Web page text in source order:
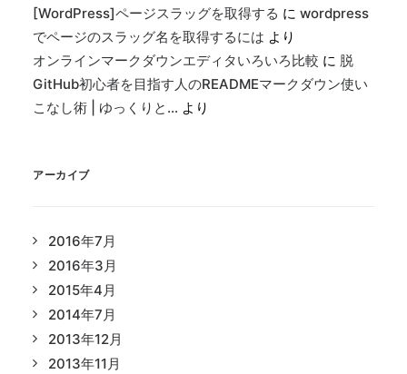
[WordPress]ページスラッグを取得する に wordpress
でページのスラッグ名を取得するには より
オンラインマークダウンエディタいろいろ比較 に 脱
GitHub初心者を目指す人のREADMEマークダウン使い
こなし術 | ゆっくりと… より
アーカイブ
2016年7月
2016年3月
2015年4月
2014年7月
2013年12月
2013年11月